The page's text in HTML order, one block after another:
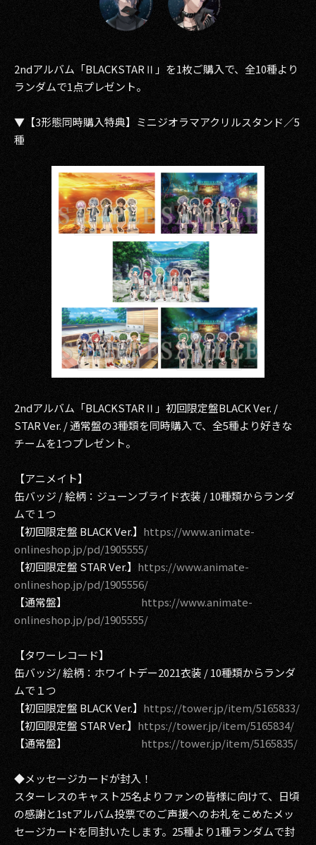
2ndアルバム「BLACKSTARⅡ」を1枚ご購入で、全10種より
ランダムで1点プレゼント。
▼【3形態同時購入特典】ミニジオラマアクリルスタンド／5
種
2ndアルバム「BLACKSTARⅡ」初回限定盤BLACK Ver. /
STAR Ver. / 通常盤の3種類を同時購入で、全5種より好きな
チームを1つプレゼント。
【アニメイト】
缶バッジ / 絵柄：ジューンブライド衣装 / 10種類からランダ
ムで１つ
【初回限定盤 BLACK Ver.】 https://www.animate-
onlineshop.jp/pd/1905555/
【初回限定盤 STAR Ver.】 https://www.animate-
onlineshop.jp/pd/1905556/
【通常盤】 https://www.animate-
onlineshop.jp/pd/1905555/
【タワーレコード】
缶バッジ/ 絵柄：ホワイトデー2021衣装 / 10種類からランダ
ムで１つ
【初回限定盤 BLACK Ver.】 https://tower.jp/item/5165833/
【初回限定盤 STAR Ver.】 https://tower.jp/item/5165834/
【通常盤】 https://tower.jp/item/5165835/
◆メッセージカードが封入！
スターレスのキャスト25名よりファンの皆様に向けて、日頃
の感謝と1stアルバム投票でのご声援へのお礼をこめたメッ
セージカードを同封いたします。25種より1種ランダムで封